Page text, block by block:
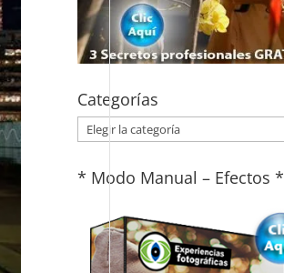
Categorías
Categorías
* Modo Manual – Efectos *